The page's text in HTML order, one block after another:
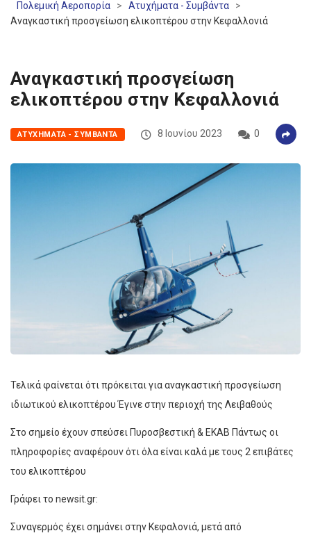
Πολεμική Αεροπορία
> Ατυχήματα - Συμβάντα
>
Αναγκαστική προσγείωση ελικοπτέρου στην Κεφαλλονιά
Αναγκαστική προσγείωση
ελικοπτέρου στην Κεφαλλονιά
ΑΤΥΧΉΜΑΤΑ - ΣΥΜΒΆΝΤΑ 8 Ιουνίου 2023 0
Τελικά φαίνεται ότι πρόκειται για αναγκαστική προσγείωση
ιδιωτικού ελικοπτέρου Έγινε στην περιοχή της Λειβαθούς
Στο σημείο έχουν σπεύσει Πυροσβεστική & ΕΚΑΒ Πάντως οι
πληροφορίες αναφέρουν ότι όλα είναι καλά με τους 2 επιβάτες
του ελικοπτέρου
Γράφει το newsit.gr:
Συναγερμός έχει σημάνει στην Κεφαλονιά, μετά από